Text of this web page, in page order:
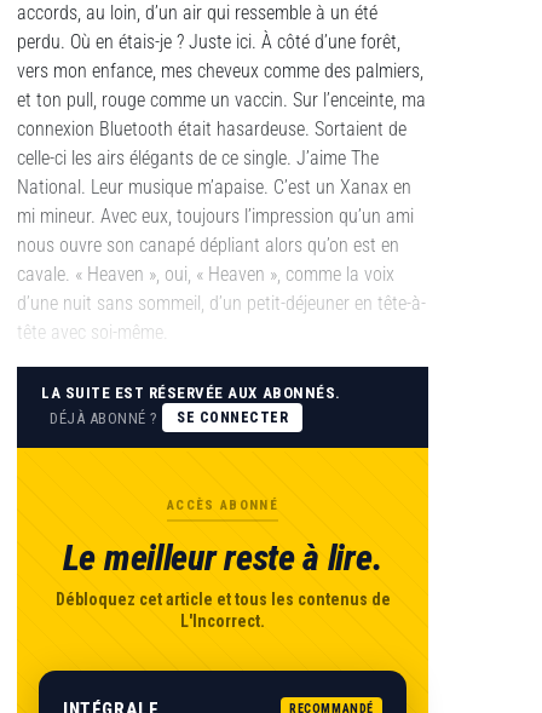
accords, au loin, d’un air qui ressemble à un été
perdu. Où en étais-je ? Juste ici. À côté d’une forêt,
vers mon enfance, mes cheveux comme des palmiers,
et ton pull, rouge comme un vaccin. Sur l’enceinte, ma
connexion Bluetooth était hasardeuse. Sortaient de
celle-ci les airs élégants de ce single. J’aime The
National. Leur musique m’apaise. C’est un Xanax en
mi mineur. Avec eux, toujours l’impression qu’un ami
nous ouvre son canapé dépliant alors qu’on est en
cavale. « Heaven », oui, « Heaven », comme la voix
d’une nuit sans sommeil, d’un petit-déjeuner en tête-à-
tête avec soi-même.
LA SUITE EST RÉSERVÉE AUX ABONNÉS.
DÉJÀ ABONNÉ ?
SE CONNECTER
ACCÈS ABONNÉ
Le meilleur reste à lire.
Débloquez cet article et tous les contenus de
L'Incorrect.
RECOMMANDÉ